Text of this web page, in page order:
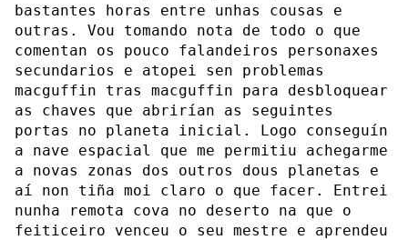
bastantes horas entre unhas cousas e
outras. Vou tomando nota de todo o que
comentan os pouco falandeiros personaxes
secundarios e atopei sen problemas
macguffin tras macguffin para desbloquear
as chaves que abrirían as seguintes
portas no planeta inicial. Logo conseguín
a nave espacial que me permitiu achegarme
a novas zonas dos outros dous planetas e
aí non tiña moi claro o que facer. Entrei
nunha remota cova no deserto na que o
feiticeiro venceu o seu mestre e aprendeu